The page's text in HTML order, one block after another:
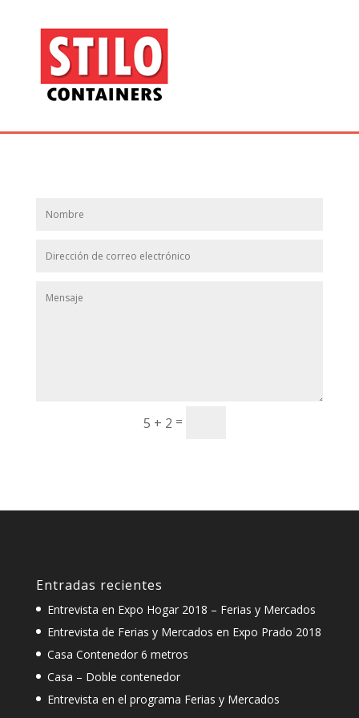
5 + 2 =
Entradas recientes
Entrevista en Expo Hogar 2018 – Ferias y Mercados
Entrevista de Ferias y Mercados en Expo Prado 2018
Casa Contenedor 6 metros
Casa – Doble contenedor
Entrevista en el programa Ferias y Mercados